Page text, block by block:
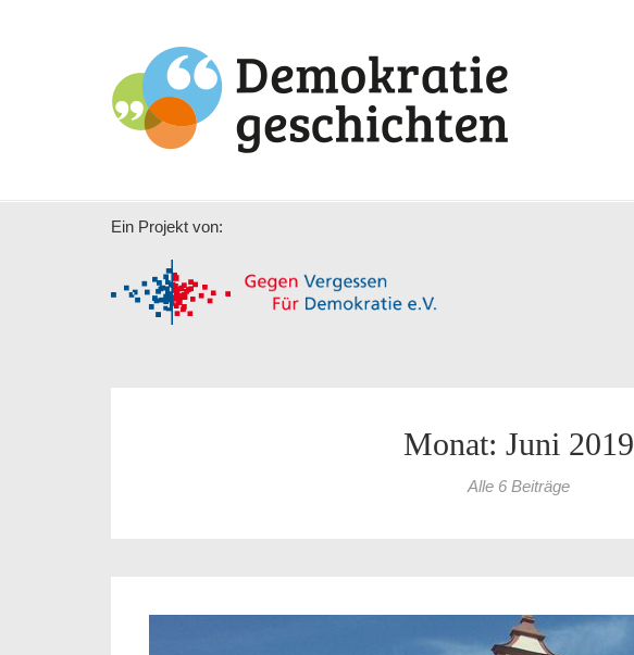
Ein Projekt von:
Monat: Juni 2019
Alle 6 Beiträge